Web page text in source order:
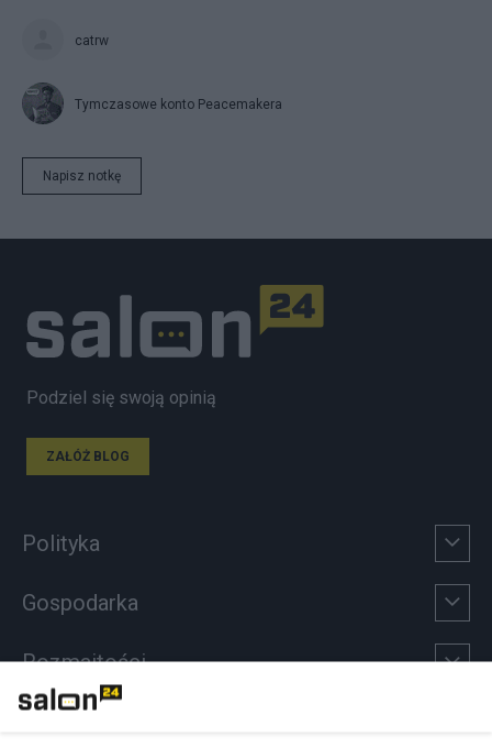
catrw
Tymczasowe konto Peacemakera
Napisz notkę
Podziel się swoją opinią
ZAŁÓŻ BLOG
Polityka
Gospodarka
Rozmaitości